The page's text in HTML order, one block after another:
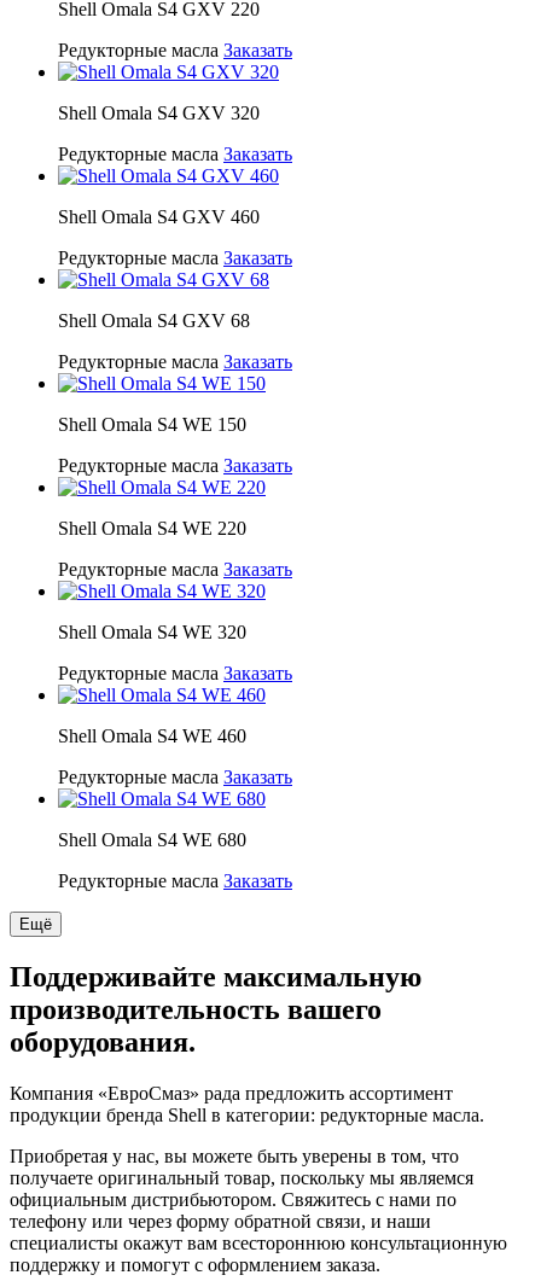
Shell Omala S4 GXV 220
Редукторные масла Заказать
Shell Omala S4 GXV 320
Редукторные масла Заказать
Shell Omala S4 GXV 460
Редукторные масла Заказать
Shell Omala S4 GXV 68
Редукторные масла Заказать
Shell Omala S4 WE 150
Редукторные масла Заказать
Shell Omala S4 WE 220
Редукторные масла Заказать
Shell Omala S4 WE 320
Редукторные масла Заказать
Shell Omala S4 WE 460
Редукторные масла Заказать
Shell Omala S4 WE 680
Редукторные масла Заказать
Ещё
Поддерживайте максимальную
производительность вашего
оборудования.
Компания «ЕвроСмаз» рада предложить ассортимент
продукции бренда Shell в категории: редукторные масла.
Приобретая у нас, вы можете быть уверены в том, что
получаете оригинальный товар, поскольку мы являемся
официальным дистрибьютором. Свяжитесь с нами по
телефону или через форму обратной связи, и наши
специалисты окажут вам всестороннюю консультационную
поддержку и помогут с оформлением заказа.